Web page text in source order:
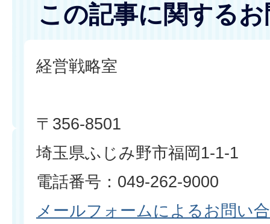
この記事に関する
経営戦略室
〒356-8501
埼玉県ふじみ野市福岡1-1-1
電話番号：049-262-9000
メールフォームによるお問い